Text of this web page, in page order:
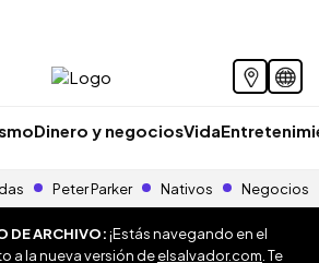
Dinero y negociosVida
Peter Parker Nativos Negocios
DE ARCHIVO:¡Estás navegando en el
a la nueva versión deelsalvador.com . Te